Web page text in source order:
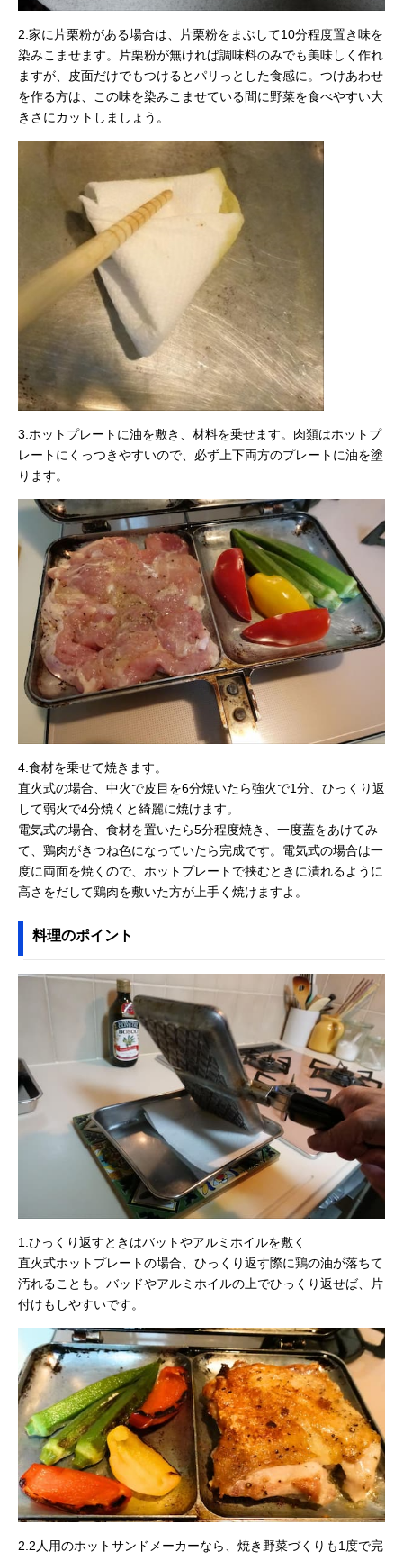
2.家に片栗粉がある場合は、片栗粉をまぶして10分程度置き味を
染みこませます。片栗粉が無ければ調味料のみでも美味しく作れ
ますが、皮面だけでもつけるとパリっとした食感に。つけあわせ
を作る方は、この味を染みこませている間に野菜を食べやすい大
きさにカットしましょう。
3.ホットプレートに油を敷き、材料を乗せます。肉類はホットプ
レートにくっつきやすいので、必ず上下両方のプレートに油を塗
ります。
4.食材を乗せて焼きます。
直火式の場合、中火で皮目を6分焼いたら強火で1分、ひっくり返
して弱火で4分焼くと綺麗に焼けます。
電気式の場合、食材を置いたら5分程度焼き、一度蓋をあけてみ
て、鶏肉がきつね色になっていたら完成です。電気式の場合は一
度に両面を焼くので、ホットプレートで挟むときに潰れるように
高さをだして鶏肉を敷いた方が上手く焼けますよ。
料理のポイント
1.ひっくり返すときはバットやアルミホイルを敷く
直火式ホットプレートの場合、ひっくり返す際に鶏の油が落ちて
汚れることも。バッドやアルミホイルの上でひっくり返せば、片
付けもしやすいです。
2.2人用のホットサンドメーカーなら、焼き野菜づくりも1度で完